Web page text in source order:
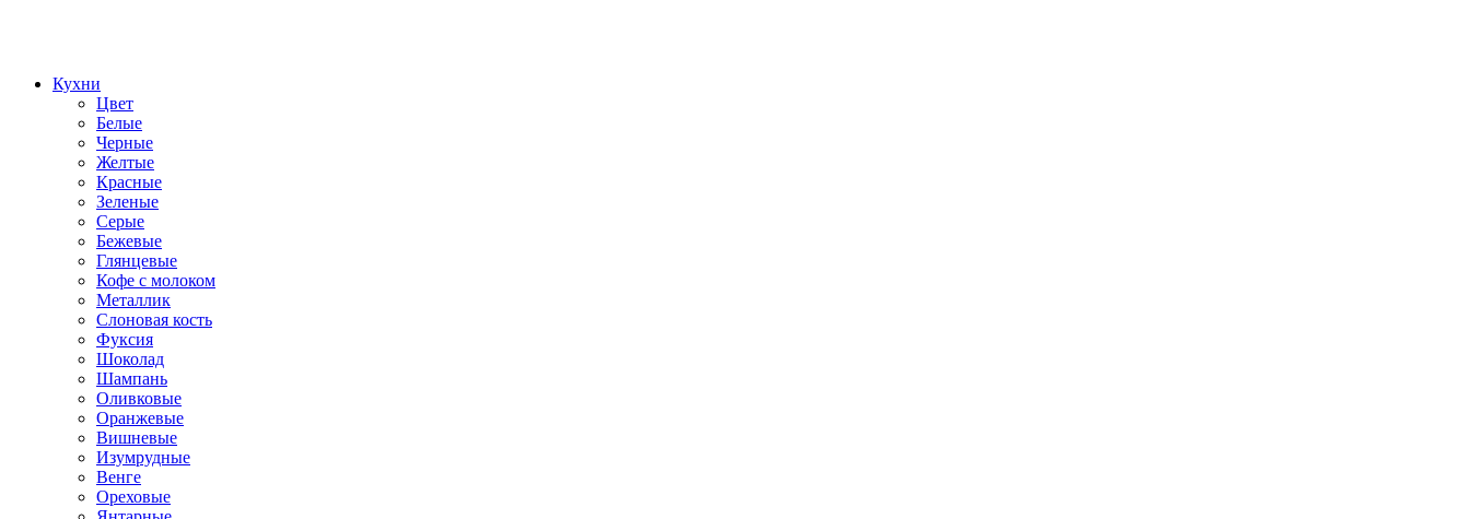
Кухни
Цвет
Белые
Черные
Желтые
Красные
Зеленые
Серые
Бежевые
Глянцевые
Кофе с молоком
Металлик
Слоновая кость
Фуксия
Шоколад
Шампань
Оливковые
Оранжевые
Вишневые
Изумрудные
Венге
Ореховые